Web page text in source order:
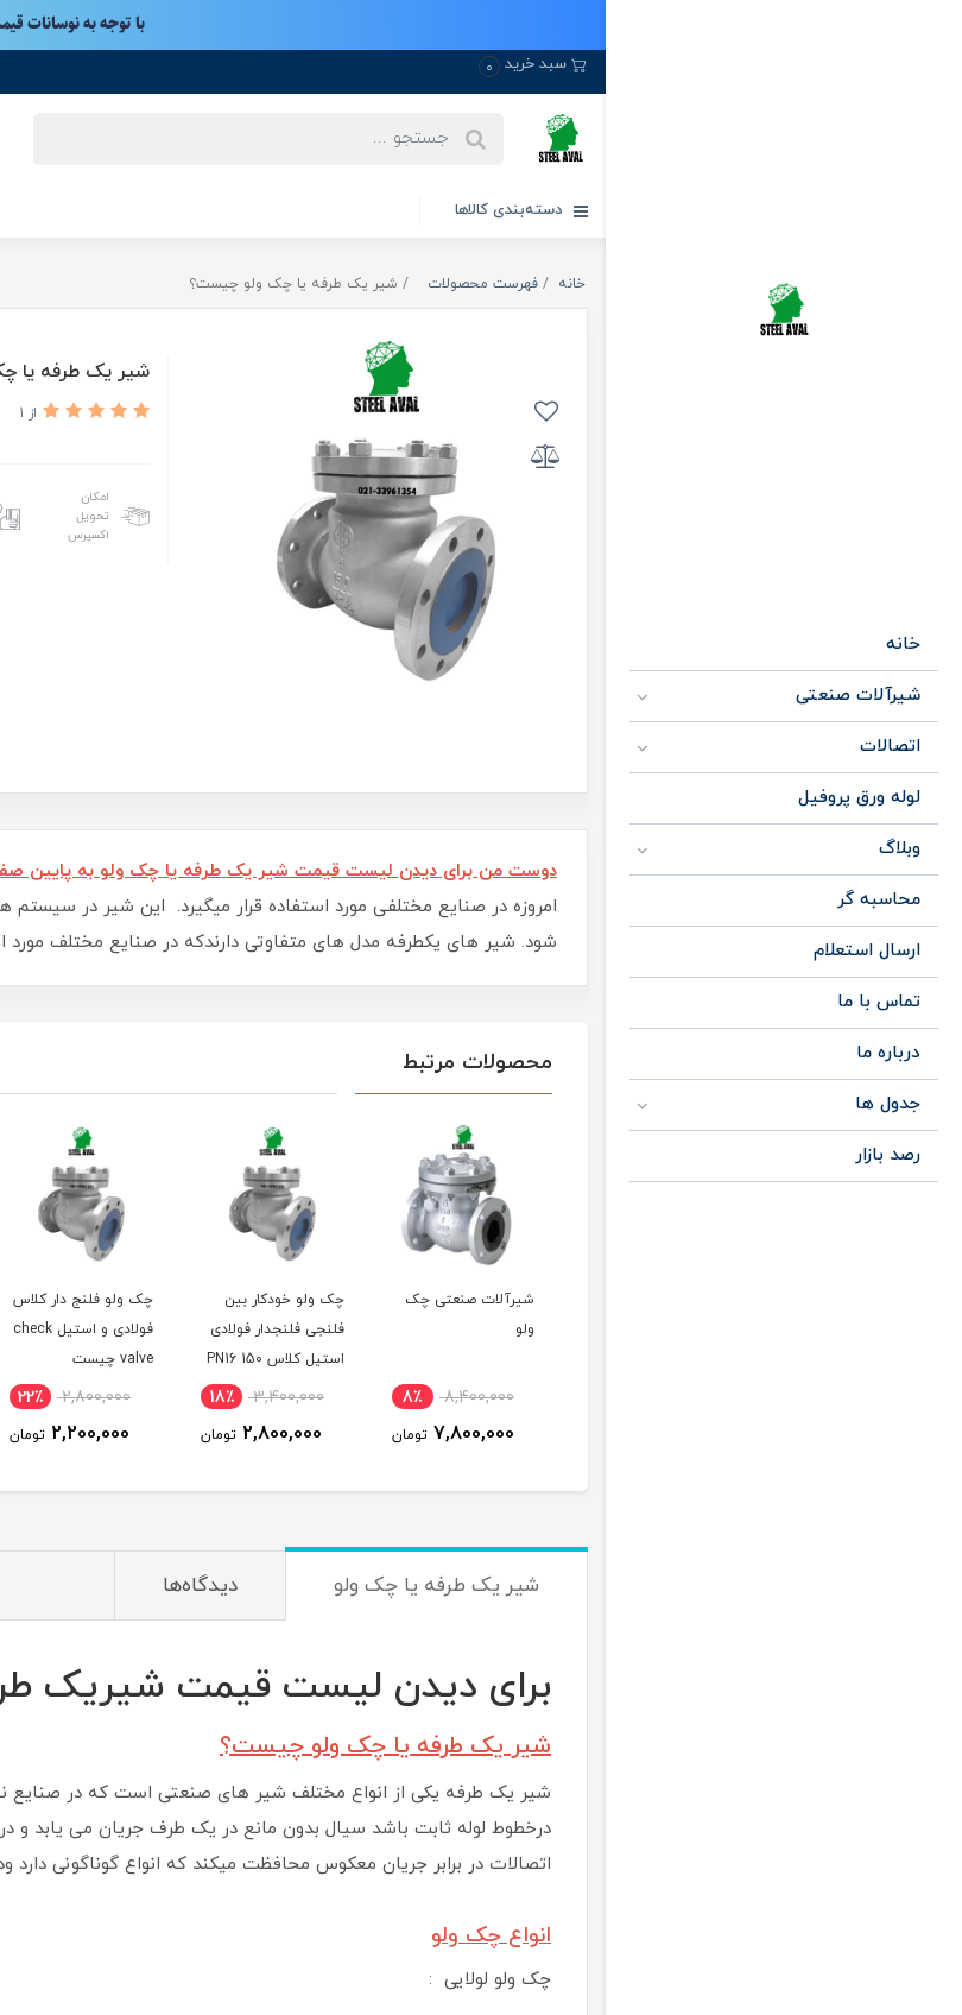
با توجه به نوسانات
سبد خرید 0
خانه
شیرآلات صنعتی
اتصالات
لوله ورق پروفیل
وبلاگ
محاسبه گر
ارسال استعلام
تماس با ما
درباره ما
جدول ها
رصد بازار
دسته‌بندی کالاها
خانه فهرست محصولات شیر یک طرفه یا چک ولو چیست؟
شیر یک طرفه یا
از 1
امکان
تحویل
اکسپرس
دوست من برای دیدن لیست قیمت شیر یک طرفه یا چک ولو به پایین
امروزه در صنایع مختلفی مورد استفاده قرار میگیرد. این شیر در
شود. شیر های یکطرفه مدل های متفاوتی دارندکه در صنایع مختلف مورد
محصولات مرتبط
شیرآلات صنعتی چک
ولو
8,400,000 8٪
7,800,000 تومان
چک ولو خودکار بین
فلنجی فلنجدار فولادی
استیل کلاس 150 PN16
برند اروپایی
3,400,000 18٪
2,800,000 تومان
چک ولو فلنج دار کلاس
فولادی و استیل check
valve چیست
2,800,000 22٪
2,200,000 تومان
شیر یک طرفه یا چک ولو دیدگاه‌ها
برای دیدن لیست قیمت شیریک
شیر یک طرفه یا چک ولو چیست؟
شیر یک طرفه یکی از انواع مختلف شیر های صنعتی است که در صنایع
درخطوط لوله ثابت باشد سیال بدون مانع در یک طرف جریان می یابد
اتصالات در برابر جریان معکوس محافظت میکند که انواع گوناگونی
انواع چک ولو
چک ولو لولایی :